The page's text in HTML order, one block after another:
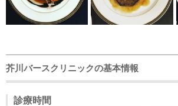
芥川バースクリニックの基本情報
診療時間